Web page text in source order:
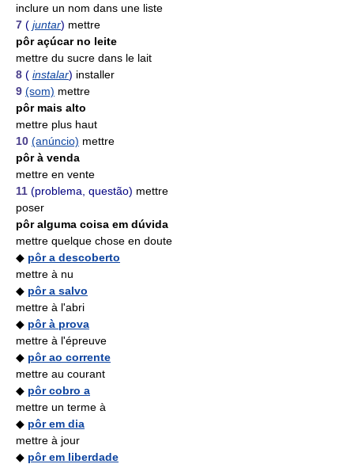
inclure un nom dans une liste
7 ( juntar) mettre
pôr açúcar no leite
mettre du sucre dans le lait
8 ( instalar) installer
9 (som) mettre
pôr mais alto
mettre plus haut
10 (anúncio) mettre
pôr à venda
mettre en vente
11 (problema, questão) mettre
poser
pôr alguma coisa em dúvida
mettre quelque chose en doute
◆ pôr a descoberto
mettre à nu
◆ pôr a salvo
mettre à l'abri
◆ pôr à prova
mettre à l'épreuve
◆ pôr ao corrente
mettre au courant
◆ pôr cobro a
mettre un terme à
◆ pôr em dia
mettre à jour
◆ pôr em liberdade